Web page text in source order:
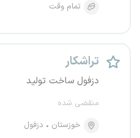
تمام وقت
تراشکار
دزفول ساخت تولید
منقضی شده
خوزستان
دزفول